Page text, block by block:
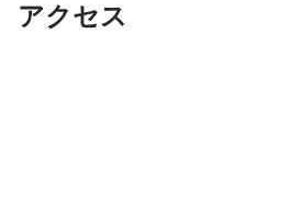
アクセス